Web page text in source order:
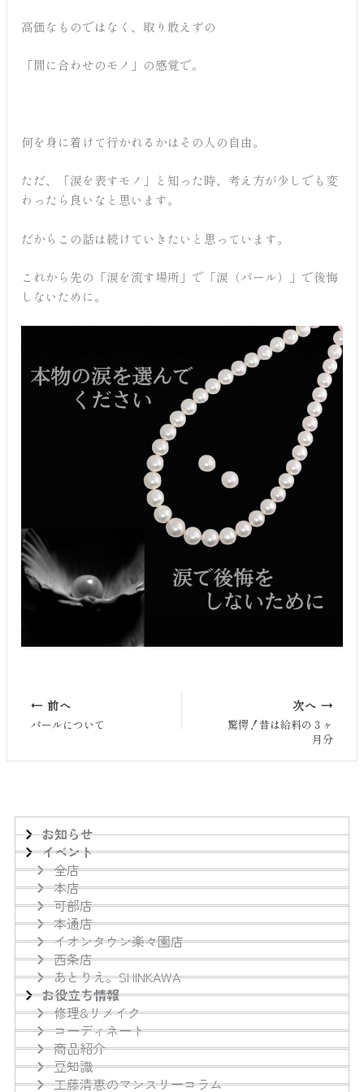
高価なものではなく、取り敢えずの
「間に合わせのモノ」の感覚で。
何を身に着けて行かれるかはその人の自由。
ただ、「涙を表すモノ」と知った時、考え方が少しでも変
わったら良いなと思います。
だからこの話は続けていきたいと思っています。
これから先の「涙を流す場所」で「涙（パール）」で後悔
しないために。
← 前へ
パールについて
次へ →
驚愕！昔は給料の３ヶ
月分
お知らせ
イベント
全店
本店
可部店
本通店
イオンタウン楽々園店
西条店
あとりえ。SHINKAWA
お役立ち情報
修理&リメイク
コーディネート
商品紹介
豆知識
工藤清恵のマンスリーコラム